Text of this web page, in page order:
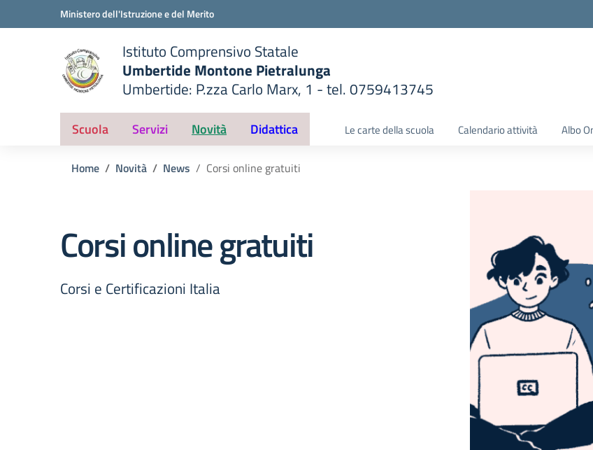
Vai ai contenuti
Vai al menu di navigazioneMinistero dell'Istruzione e del Merito
scuola
Istituto Comprensivo Statale
Umbertide Montone Pietralunga
Umbertide: P.zza Carlo Marx, 1 - tel. 0759413745
— Visita la pagina iniziale della scuola
Scuola Servizi Novità Didattica Le carte della scuola Calendario attività Albo
Home Novità News Corsi online gratuiti
Corsi online gratuiti
Corsi e Certificazioni Italia